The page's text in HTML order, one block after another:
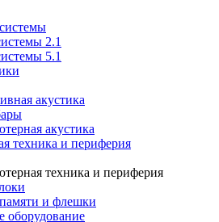
2.1
5.1
акустика
акустика
техника и периферия
техника и периферия
и флешки
оборудование